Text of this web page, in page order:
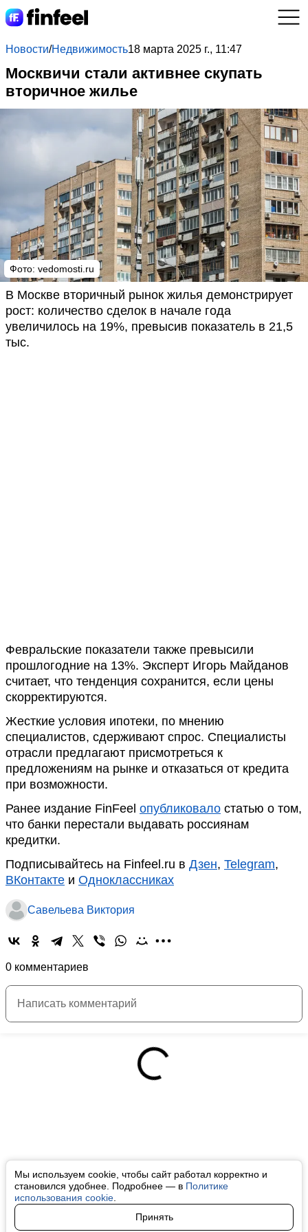
Мы используем cookie, чтобы сайт работал корректно и
становился удобнее. Подробнее — в Политике
использования cookie
Принять
Новости/Недвижимость18 марта 2025 г., 11:47
Москвичи стали активнее скупать
вторичное жилье
Фото: vedomosti.ru
В Москве вторичный рынок жилья демонстрирует
рост: количество сделок в начале года
увеличилось на 19%, превысив показатель в 21,5
тыс.
Февральские показатели также превысили
прошлогодние на 13%. Эксперт Игорь Майданов
считает, что тенденция сохранится, если цены
скорректируются.
Жесткие условия ипотеки, по мнению
специалистов, сдерживают спрос. Специалисты
отрасли предлагают присмотреться к
предложениям на рынке и отказаться от кредита
при возможности.
Ранее издание FinFeel опубликовало статью о том,
что банки перестали выдавать россиянам
кредитки.
Подписывайтесь на Finfeel.ru в Дзен, Telegram,
ВКонтакте и Одноклассниках
Савельева Виктория
0 комментариев